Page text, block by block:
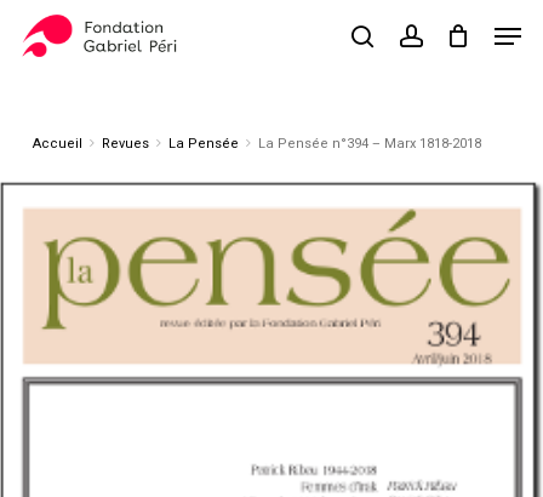
searchaccount
Panier Close
Accueil Revues La Pensée La Pensée n°394 – Marx 1818-2018